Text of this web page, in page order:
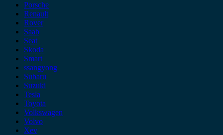
Porsche
Renault
Rover
Saab
Seat
Skoda
Smart
ssangyong
Subaru
Suzuki
Tesla
Toyota
Volkswagen
Volvo
Xev